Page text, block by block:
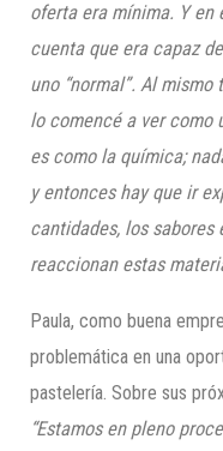
oferta era mínima. Y en
cuenta que era capaz
uno “normal”. Al
lo comencé a ver como
es como la química;
y entonces hay que ir
cantidades, los sabores
reaccionan estas
Paula, como buena
problemática en una
pastelería. Sobre sus
“Estamos en pleno